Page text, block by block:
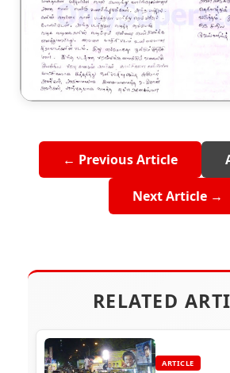
← Previous Article
Next Article →
RELATED
ARTICLE